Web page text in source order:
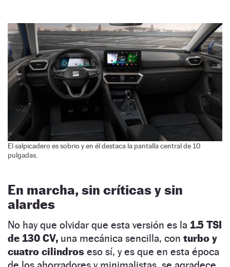
El salpicadero es sobrio y en él destaca la pantalla central de 10
pulgadas.
En marcha, sin críticas y sin
alardes
No hay que olvidar que esta versión es la 1.5 TSI
de 130 CV, una mecánica sencilla, con turbo y
cuatro cilindros eso sí, y es que en esta época